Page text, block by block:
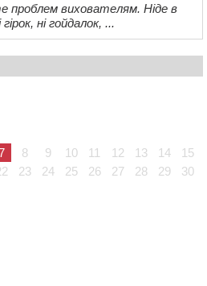
проблем вихователям. Ніде в
ні гойдалок, ...
8 9 10 11 12 13 14
15
23 24 25 26 27 28 29
30